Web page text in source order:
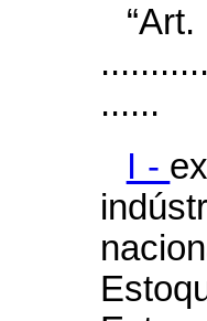
......
I -